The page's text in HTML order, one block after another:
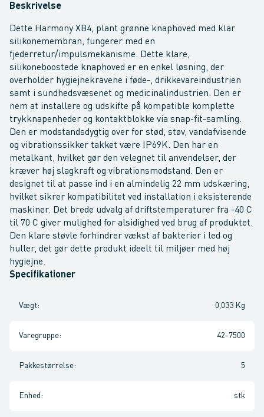
Beskrivelse
Dette Harmony XB4, plant grønne knaphoved med klar
silikonemembran, fungerer med en
fjederretur/impulsmekanisme. Dette klare,
silikoneboostede knaphoved er en enkel løsning, der
overholder hygiejnekravene i føde-, drikkevareindustrien
samt i sundhedsvæsenet og medicinalindustrien. Den er
nem at installere og udskifte på kompatible komplette
trykknapenheder og kontaktblokke via snap-fit-samling.
Den er modstandsdygtig over for stød, støv, vandafvisende
og vibrationssikker takket være IP69K. Den har en
metalkant, hvilket gør den velegnet til anvendelser, der
kræver høj slagkraft og vibrationsmodstand. Den er
designet til at passe ind i en almindelig 22 mm udskæring,
hvilket sikrer kompatibilitet ved installation i eksisterende
maskiner. Det brede udvalg af driftstemperaturer fra -40 C
til 70 C giver mulighed for alsidighed ved brug af produktet.
Den klare støvle forhindrer vækst af bakterier i led og
huller, det gør dette produkt ideelt til miljøer med høj
hygiejne.
Specifikationer
Vægt: 0,033 Kg
Varegruppe: 42-7500
Pakkestørrelse: 5
Enhed : stk